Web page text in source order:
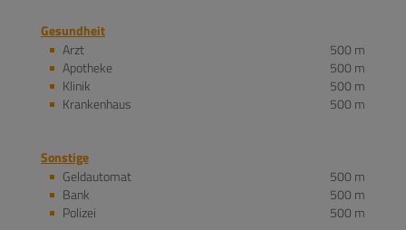
Gesundheit
Arzt
500 m
Apotheke
500 m
Klinik
500 m
Krankenhaus
500 m
Sonstige
Geldautomat
500 m
Bank
500 m
Polizei
500 m